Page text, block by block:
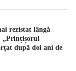
rezistat lângă
„Prințișorul
după doi ani de